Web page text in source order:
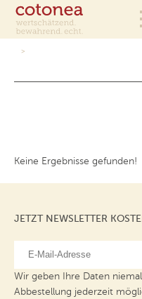
Keine Ergebnisse gefunden!
JETZT NEWSLETTER
Wir geben Ihre Daten
Abbestellung jederzeit